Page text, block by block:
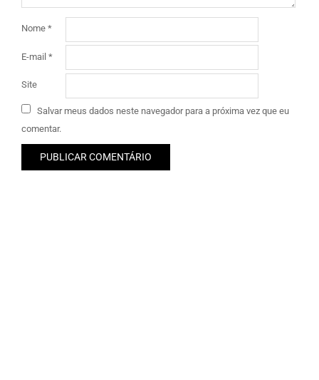
Nome *
E-mail *
Site
Salvar meus dados neste navegador para a próxima vez que eu
comentar.